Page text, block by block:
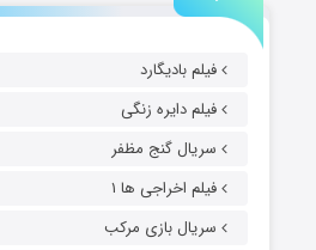
فیلم بادیگارد
فیلم دایره زنگی
سریال گنج مظفر
فیلم اخراجی ها ۱
سریال بازی مرکب